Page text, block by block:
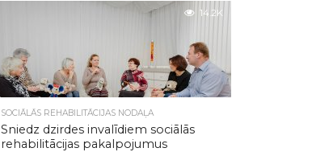
14.2K
SOCIĀLĀS REHABILITĀCIJAS NODAĻA
Sniedz dzirdes invalīdiem sociālās
rehabilitācijas pakalpojumus